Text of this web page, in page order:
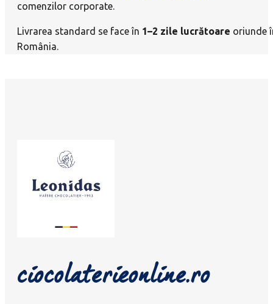
comenzilor corporate.
Livrarea standard se face în 1–2 zile lucrătoare oriunde
România.
ciocolaterieonline.ro